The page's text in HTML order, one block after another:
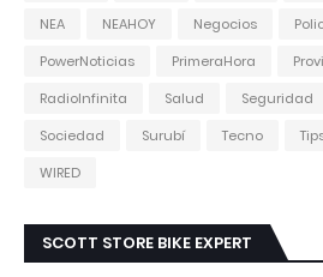
NEA
NEAHOY Negocios
PowerNoticias
PrimeraHora
RadioInfinita
Salud Seguridad
Sociedad
Surubí Tecno
WIRED
SCOTT STORE BIKE EXPERT